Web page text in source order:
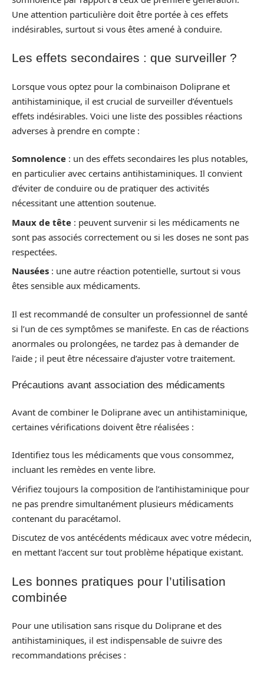
Une attention particulière doit être portée à ces effets
indésirables, surtout si vous êtes amené à conduire.
Les effets secondaires : que surveiller ?
Lorsque vous optez pour la combinaison Doliprane et
antihistaminique, il est crucial de surveiller d’éventuels
effets indésirables. Voici une liste des possibles réactions
adverses à prendre en compte :
Somnolence : un des effets secondaires les plus notables,
en particulier avec certains antihistaminiques. Il convient
d’éviter de conduire ou de pratiquer des activités
nécessitant une attention soutenue.
Maux de tête : peuvent survenir si les médicaments ne
sont pas associés correctement ou si les doses ne sont pas
respectées.
Nausées : une autre réaction potentielle, surtout si vous
êtes sensible aux médicaments.
Il est recommandé de consulter un professionnel de santé
si l’un de ces symptômes se manifeste. En cas de réactions
anormales ou prolongées, ne tardez pas à demander de
l’aide ; il peut être nécessaire d’ajuster votre traitement.
Précautions avant association des médicaments
Avant de combiner le Doliprane avec un antihistaminique,
certaines vérifications doivent être réalisées :
Identifiez tous les médicaments que vous consommez,
incluant les remèdes en vente libre.
Vérifiez toujours la composition de l’antihistaminique pour
ne pas prendre simultanément plusieurs médicaments
contenant du paracétamol.
Discutez de vos antécédents médicaux avec votre médecin,
en mettant l’accent sur tout problème hépatique existant.
Les bonnes pratiques pour l’utilisation
combinée
Pour une utilisation sans risque du Doliprane et des
antihistaminiques, il est indispensable de suivre des
recommandations précises :